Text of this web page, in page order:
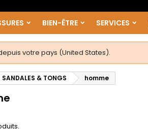
BIEN-ÊTRE SERVICES
votre pays (United States).
SANDALES & TONGS homme